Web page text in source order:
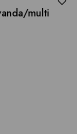
multi